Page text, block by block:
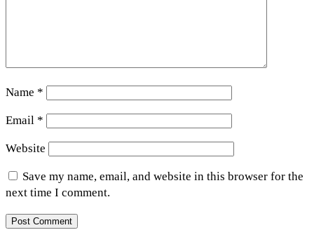
Name *
Email *
Website
Save my name, email, and website in this browser for the
next time I comment.